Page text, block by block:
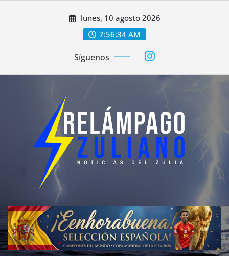
lunes, 10 agosto 2026
7:56:37 AM
Síguenos